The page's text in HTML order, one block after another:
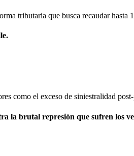
tributaria que busca recaudar hasta
como el exceso de siniestralidad
la brutal represión que sufren los